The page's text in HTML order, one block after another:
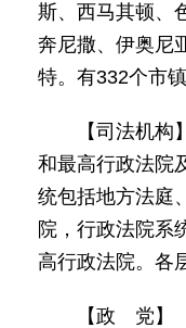
斯、西马其顿、
奔尼撒、伊奥尼
特。有332个市镇
【司法机
和最高行政法院
统包括地方法庭
院，行政法院系
高行政法院。各
【政 党】